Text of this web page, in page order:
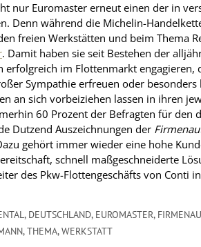
nur Euromaster erneut einen der in
Denn während die Michelin-
freien Werkstätten und beim Thema
. Damit haben sie seit Bestehen der
erfolgreich im Flottenmarkt engagieren,
Sympathie erfreuen oder
an sich vorbeiziehen lassen in ihren
60 Prozent der Befragten für den
Dutzend Auszeichnungen der
gehört immer wieder eine hohe
schnell maßgeschneiderte
des Pkw-Flottengeschäfts von Conti
, DEUTSCHLAND, EUROMASTER,
,THEMA,WERKSTATT